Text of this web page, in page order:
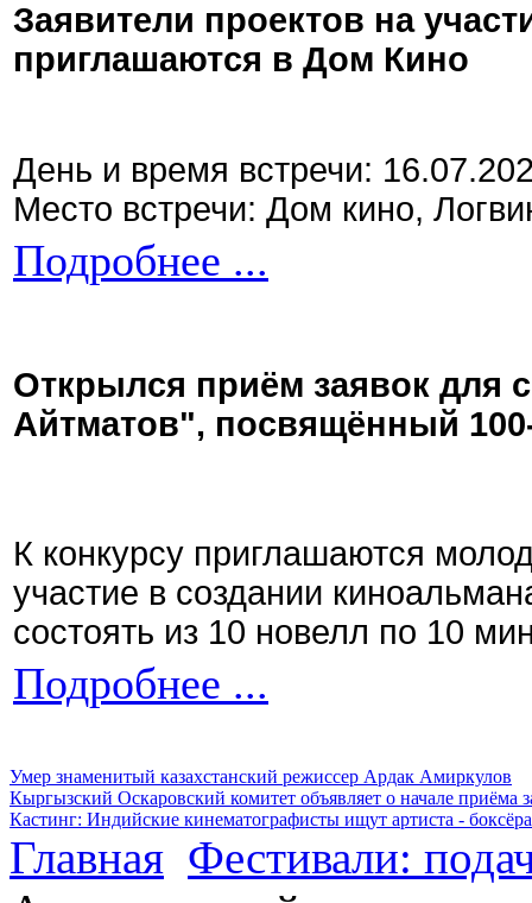
Заявители проектов на
приглашаются в Дом Кино
День и время встречи:
Место встречи: Дом кино,
Подробнее ...
Открылся приём заявок для
Айтматов", посвящённый
К конкурсу приглашаются
участие в создании
состоять из 10 новелл по 10
Подробнее ...
Умер знаменитый казахстанский режиссер Ардак Амиркулов
Кыргызский Оскаровский комитет объявляет о начале приёма
Кастинг: Индийские кинематографисты ищут артиста -
Главная Фестивали: